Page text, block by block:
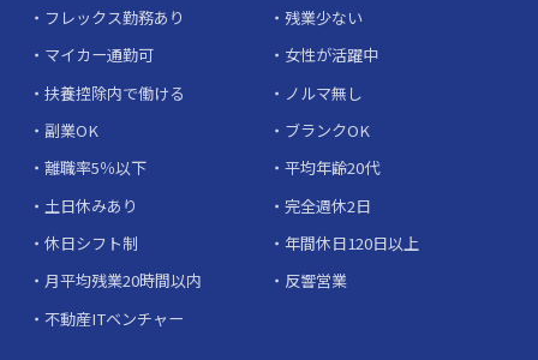
フレックス勤務あり
残業少ない
マイカー通勤可
女性が活躍中
扶養控除内で働ける
ノルマ無し
副業OK
ブランクOK
離職率5％以下
平均年齢20代
土日休みあり
完全週休2日
休日シフト制
年間休日120日以上
月平均残業20時間以内
反響営業
不動産ITベンチャー